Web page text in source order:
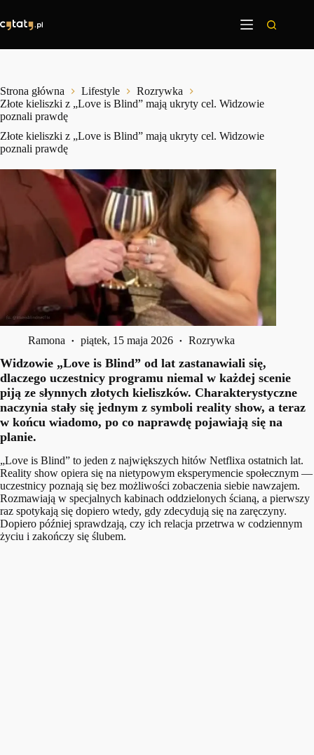
treści
Strona główna Lifestyle
Rozrywka
Złote kieliszki z „Love is Blind” mają ukryty cel. Widzowie
poznali prawdę
Złote kieliszki z „Love is Blind” mają ukryty cel. Widzowie
poznali prawdę
Ramona piątek, 15 maja 2026 Rozrywka
Widzowie „Love is Blind” od lat zastanawiali się,
dlaczego uczestnicy programu niemal w każdej scenie
piją ze słynnych złotych kieliszków. Charakterystyczne
naczynia stały się jednym z symboli reality show, a teraz
w końcu wiadomo, po co naprawdę pojawiają się na
planie.
„Love is Blind” to jeden z największych hitów Netflixa ostatnich lat.
Reality show opiera się na nietypowym eksperymencie społecznym —
uczestnicy poznają się bez możliwości zobaczenia siebie nawzajem.
Rozmawiają w specjalnych kabinach oddzielonych ścianą, a pierwszy
raz spotykają się dopiero wtedy, gdy zdecydują się na zaręczyny.
Dopiero później sprawdzają, czy ich relacja przetrwa w codziennym
życiu i zakończy się ślubem.